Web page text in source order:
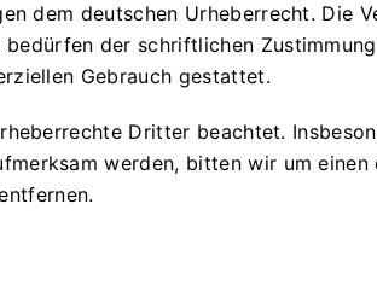
dem deutschen Urheberrecht. Die
der schriftlichen
Gebrauch gestattet.
Dritter beachtet.
werden, bitten wir um einen